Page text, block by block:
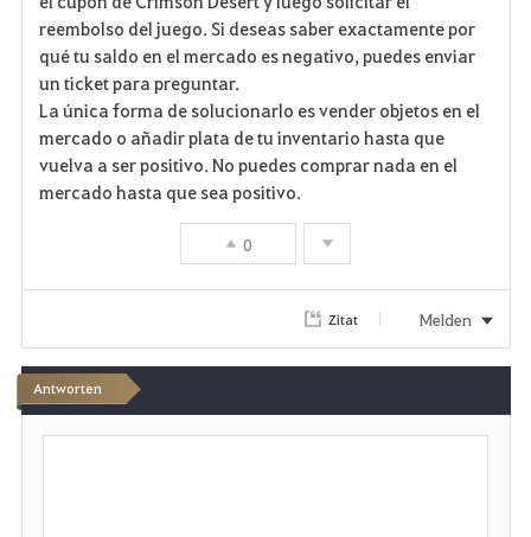
o
r
t
reembolso del juego. Si deseas saber exactamente por
qué tu saldo en el mercado es negativo, puedes enviar
un ticket para preguntar.
La única forma de solucionarlo es vender objetos en el
mercado o añadir plata de tu inventario hasta que
vuelva a ser positivo. No puedes comprar nada en el
mercado hasta que sea positivo.
0
Zitat Melden
Antworten